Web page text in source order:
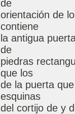
de
orientación de
contiene
la antigua
de
piedras
que los
de la puerta
esquinas
del cortijo de y